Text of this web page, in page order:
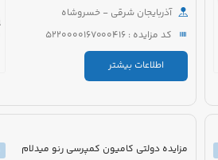
آذربایجان شرقی - خسروشاه
کد مزایده : 5220000167000416
اطلاعات بیشتر
مزایده دولتی کامیون کمپرسی رنو میدلام